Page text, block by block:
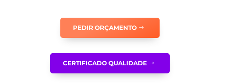
PEDIR ORÇAMENTO
CERTIFICADO QUALIDADE